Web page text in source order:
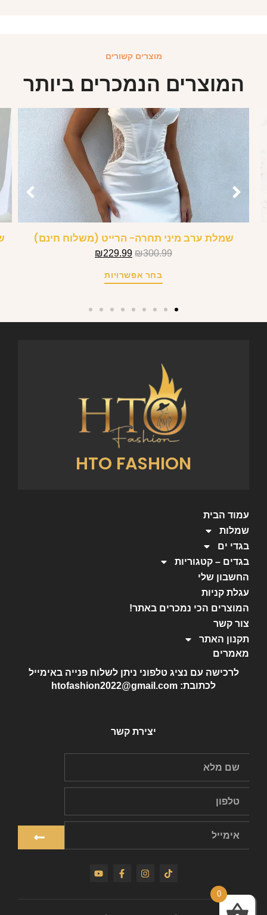
מוצרים קשורים
המוצרים הנמכרים ביותר
שמלת ערב מיני תחרה- הרייט (משלוח חינם)
₪300.99
₪229.99
בחר אפשרויות
HTO FASHION
עמוד הבית
שמלות
בגדי ים
בגדים – קטגוריות
החשבון שלי
עגלת קניות
המוצרים הכי נמכרים באתר!
צור קשר
תקנון האתר
מאמרים
לרכישה עם נציג טלפוני ניתן לשלוח פנייה באימייל
לכתובת: htofashion2022@gmail.com
יצירת קשר
0